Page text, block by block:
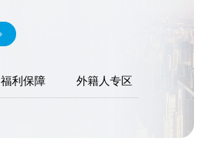
福利保障 外籍人专区